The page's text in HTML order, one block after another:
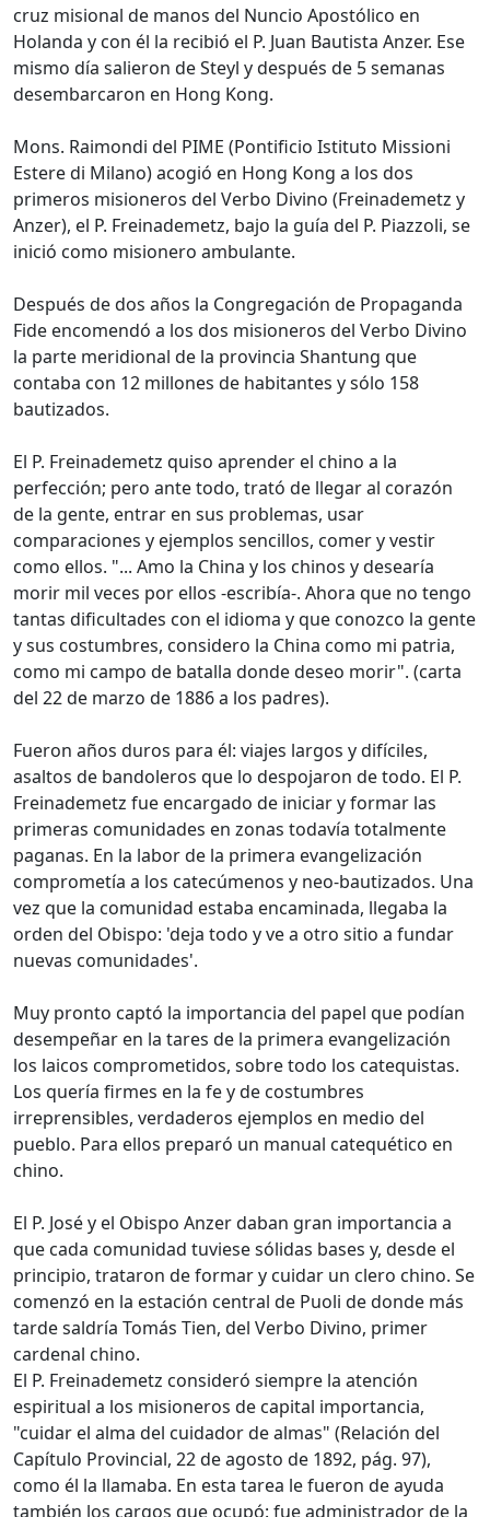
cruz misional de manos del Nuncio Apostólico en
Holanda y con él la recibió el P. Juan Bautista Anzer. Ese
mismo día salieron de Steyl y después de 5 semanas
desembarcaron en Hong Kong.
Mons. Raimondi del PIME (Pontificio Istituto Missioni
Estere di Milano) acogió en Hong Kong a los dos
primeros misioneros del Verbo Divino (Freinademetz y
Anzer), el P. Freinademetz, bajo la guía del P. Piazzoli, se
inició como misionero ambulante.
Después de dos años la Congregación de Propaganda
Fide encomendó a los dos misioneros del Verbo Divino
la parte meridional de la provincia Shantung que
contaba con 12 millones de habitantes y sólo 158
bautizados.
El P. Freinademetz quiso aprender el chino a la
perfección; pero ante todo, trató de llegar al corazón
de la gente, entrar en sus problemas, usar
comparaciones y ejemplos sencillos, comer y vestir
como ellos. "... Amo la China y los chinos y desearía
morir mil veces por ellos -escribía-. Ahora que no tengo
tantas dificultades con el idioma y que conozco la gente
y sus costumbres, considero la China como mi patria,
como mi campo de batalla donde deseo morir". (carta
del 22 de marzo de 1886 a los padres).
Fueron años duros para él: viajes largos y difíciles,
asaltos de bandoleros que lo despojaron de todo. El P.
Freinademetz fue encargado de iniciar y formar las
primeras comunidades en zonas todavía totalmente
paganas. En la labor de la primera evangelización
comprometía a los catecúmenos y neo-bautizados. Una
vez que la comunidad estaba encaminada, llegaba la
orden del Obispo: 'deja todo y ve a otro sitio a fundar
nuevas comunidades'.
Muy pronto captó la importancia del papel que podían
desempeñar en la tares de la primera evangelización
los laicos comprometidos, sobre todo los catequistas.
Los quería firmes en la fe y de costumbres
irreprensibles, verdaderos ejemplos en medio del
pueblo. Para ellos preparó un manual catequético en
chino.
El P. José y el Obispo Anzer daban gran importancia a
que cada comunidad tuviese sólidas bases y, desde el
principio, trataron de formar y cuidar un clero chino. Se
comenzó en la estación central de Puoli de donde más
tarde saldría Tomás Tien, del Verbo Divino, primer
cardenal chino.
El P. Freinademetz consideró siempre la atención
espiritual a los misioneros de capital importancia,
"cuidar el alma del cuidador de almas" (Relación del
Capítulo Provincial, 22 de agosto de 1892, pág. 97),
como él la llamaba. En esta tarea le fueron de ayuda
también los cargos que ocupó: fue administrador de la